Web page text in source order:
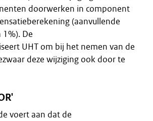
doorwerken in component
(aanvullende
De
UHT om bij het nemen van de
deze wijziging ook door te
voert aan dat de